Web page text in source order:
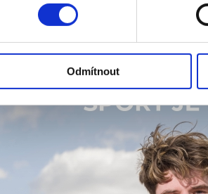
Odmítnout
let nabízí jedinečnou příležitost
2025 se zúčastní přes 4 000
sportovních akcí pro mládež v